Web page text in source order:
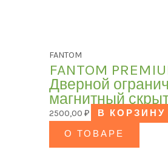
ЦВЕТ
FANTOM
FANTOM
Дверной
магнитный
2500,00 ₽
В КОРЗИНУ
О ТОВАРЕ